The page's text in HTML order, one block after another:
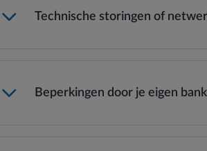
Technische storingen of
Beperkingen door je eigen